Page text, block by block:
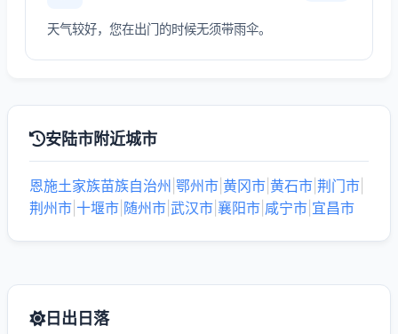
天气较好，您在出门的时候无须带雨伞。
安陆市附近城市
恩施土家族苗族自治州 鄂州市 黄冈市 黄石市 荆门市
荆州市 十堰市 随州市 武汉市 襄阳市 咸宁市 宜昌市
日出日落